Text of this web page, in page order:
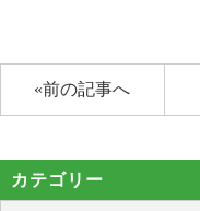
«前の記事へ
カテゴリー